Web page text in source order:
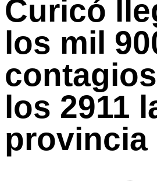
Curicó
los mil
los 2911
provincia